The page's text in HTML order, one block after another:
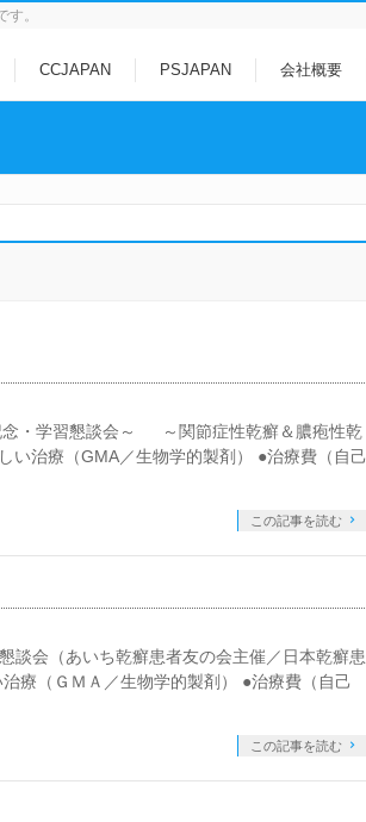
。
CCJAPAN PSJAPAN 会社概要
・学習懇談会～ ～関節症性乾癬＆膿疱性乾
い治療（GMA／生物学的製剤） ●治療費（自己
この記事を読む
会（あいち乾癬患者友の会主催／日本乾癬患
療（ＧＭＡ／生物学的製剤） ●治療費（自己
この記事を読む